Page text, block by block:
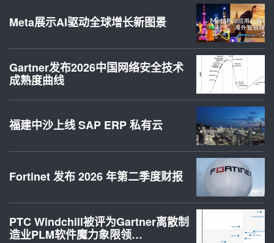
Meta展示AI驱动全球增长新图景
Gartner发布2026中国网络安全技术
成熟度曲线
福建中沙上线 SAP ERP 私有云
Fortinet 发布 2026 年第二季度财报
PTC Windchill被评为Gartner离散制
造业PLM软件魔力象限领…